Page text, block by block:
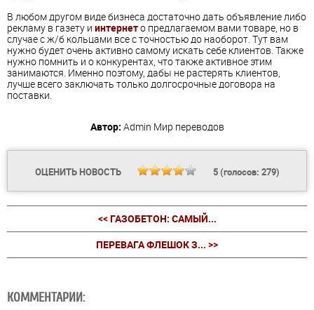
В любом другом виде бизнеса достаточно дать объявление либо
рекламу в газету и интернето предлагаемом вами товаре, но в
случае с ж/б кольцами все с точностью до наоборот. Тут вам
нужно будет очень активно самому искать себе клиентов. Также
нужно помнить и о конкурентах, что также активное этим
занимаются. Именно поэтому, дабы не растерять клиентов,
лучше всего заключать только долгосрочные договора на
поставки.
Автор: Admin Мир переводов
ОЦЕНИТЬ НОВОСТЬ 5(голосов: 279)
<< ГАЗОБЕТОН: САМЫЙ...
ПЕРЕВАГА ФЛЕШОК З... >>
КОММЕНТАРИИ: